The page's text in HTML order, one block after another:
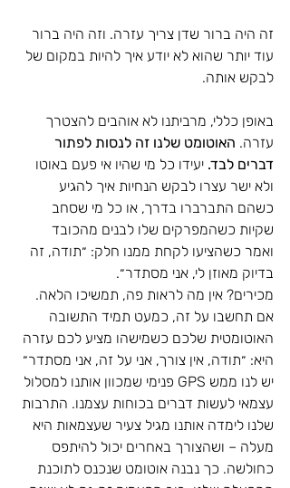
זה היה ברור שדן צריך עזרה. וזה היה ברור
עוד יותר שהוא לא יודע איך להיות במקום של
לבקש אותה.
באופן כללי, מרביתנו לא אוהבים להצטרך
עזרה. האוטומט שלנו זה לנסות לפתור
דברים לבד. יעידו כל מי שהיו אי פעם באוטו
ולא ישר עצרו לבקש הנחיות איך להגיע
כשהם התברברו בדרך, או כל מי שסחב
שקיות כשהמפרקים שלו לבנים מהכובד
ואמר כשהציעו לקחת ממנו חלק: ״תודה, זה
בדיוק מאוזן לי, אני מסתדר״.
מכירים? אין מה לראות פה, תמשיכו הלאה.
אם תחשבו על זה, כמעט תמיד התשובה
האוטומטית שלכם כשמישהו מציע לכם עזרה
היא: ״תודה, אין צורך, אני על זה, אני מסתדר״
יש לנו ממש GPS פנימי שמכוון אותנו למסלול
עצמאי לעשות דברים בכוחות עצמנו. התרבות
שלנו לימדה אותנו מגיל צעיר שעצמאות היא
מעלה – ושהצורך באחרים יכול להיתפס
כחולשה. כך נבנה אוטומט שנכנס לתוכנת